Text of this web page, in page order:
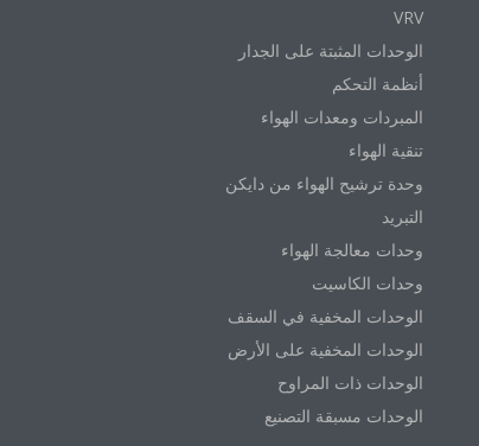
VRV
الوحدات المثبتة على الجدار
أنظمة التحكم
المبردات ومعدات الهواء
تنقية الهواء
وحدة ترشيح الهواء من دايكن
التبريد
وحدات معالجة الهواء
وحدات الكاسيت
الوحدات المخفية في السقف
الوحدات المخفية على الأرض
الوحدات ذات المراوح
الوحدات مسبقة التصنيع